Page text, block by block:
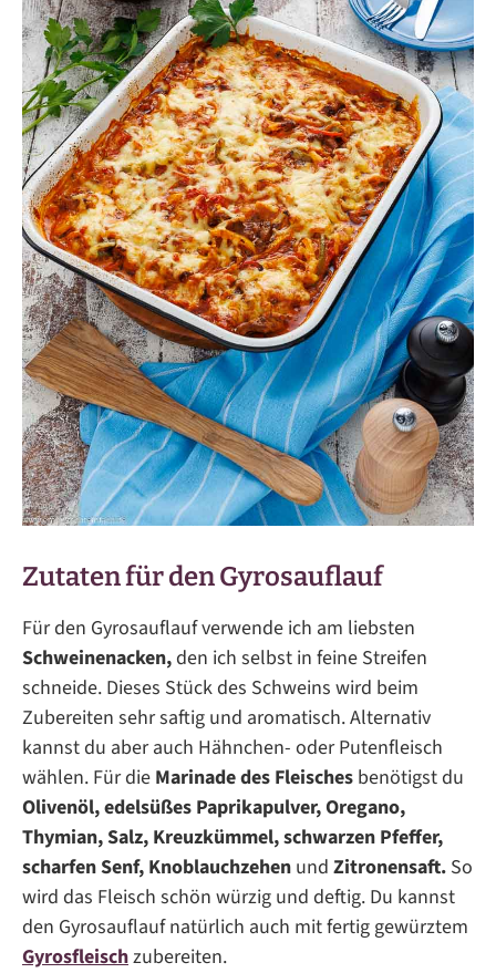
Zutaten für den Gyrosauflauf
Für den Gyrosauflauf verwende ich am liebsten
Schweinenacken,den ich selbst in feine Streifen
schneide. Dieses Stück des Schweins wird beim
Zubereiten sehr saftig und aromatisch. Alternativ
kannst du aber auch Hähnchen- oder Putenfleisch
wählen. Für die Marinade des Fleisches benötigst du
Olivenöl, edelsüßes Paprikapulver, Oregano,
Thymian, Salz, Kreuzkümmel, schwarzen Pfeffer,
scharfen Senf, Knoblauchzehen und Zitronensaft. So
wird das Fleisch schön würzig und deftig. Du kannst
den Gyrosauflauf natürlich auch mit fertig gewürztem
Gyrosfleischzubereiten.